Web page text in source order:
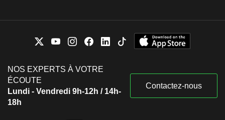
NOS EXPERTS À VOTRE
ÉCOUTE
Lundi - Vendredi 9h-12h / 14h-
18h
Contactez-nous